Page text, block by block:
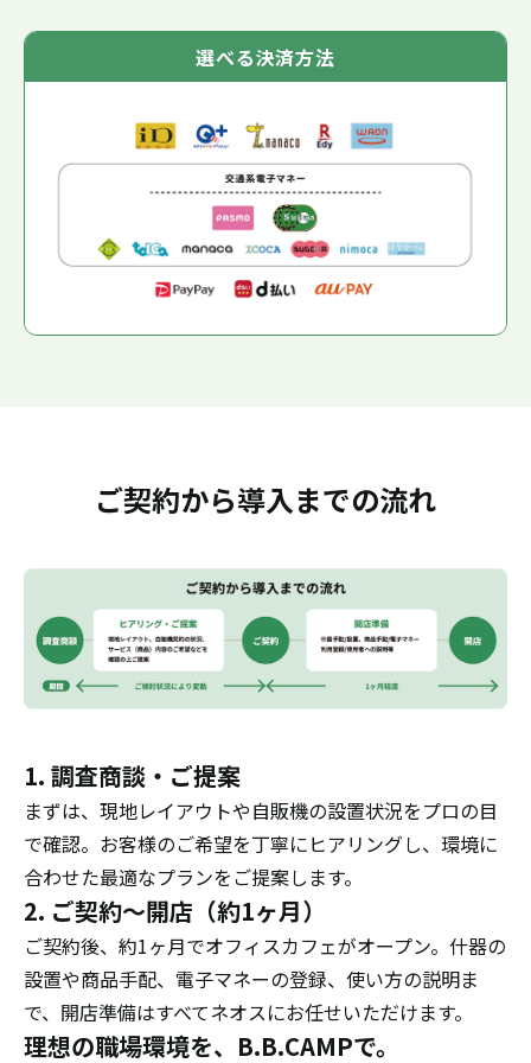
選べる決済方法
ご契約から導入までの流れ
1. 調査商談・ご提案
まずは、現地レイアウトや自販機の設置状況をプロの目
で確認。お客様のご希望を丁寧にヒアリングし、環境に
合わせた最適なプランをご提案します。
2. ご契約〜開店（約1ヶ月）
ご契約後、約1ヶ月でオフィスカフェがオープン。什器の
設置や商品手配、電子マネーの登録、使い方の説明ま
で、開店準備はすべてネオスにお任せいただけます。
理想の職場環境を、B.B.CAMPで。